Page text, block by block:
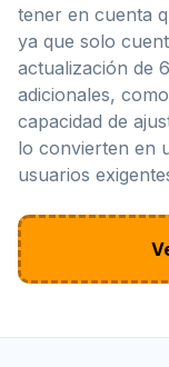
tener en cuenta
ya que solo
actualización de
adicionales,
capacidad de
lo convierten en
usuarios